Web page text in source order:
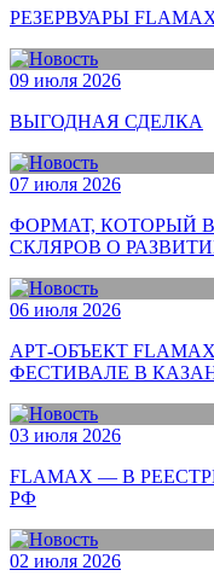
РЕЗЕРВУАРЫ
09 июля 2026
ВЫГОДНАЯ СДЕЛКА
07 июля 2026
ФОРМАТ, КОТОРЫЙ
СКЛЯРОВ О
06 июля 2026
АРТ-ОБЪЕКТ
ФЕСТИВАЛЕ В
03 июля 2026
FLAMAX — В
РФ
02 июля 2026